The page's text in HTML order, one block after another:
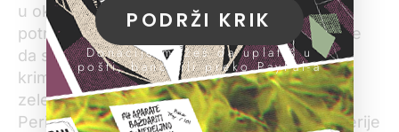
u okviru Ministarstva unutrašnjih poslova
potresale su brojne medijske afere. Pisalo se
da su članovi jedinice bili umešani u brojne
kriminalne radnje – reketiranje, ucenjivanje,
zelenašenje i neovlašćeno prisluškivanje.
Period je obeležio i sukob između Žandarmerije
PODRŽI KRIK
Donacije možeš da uplatiš u
pošti, banci ili preko PayPal-a